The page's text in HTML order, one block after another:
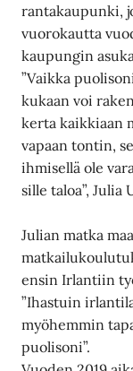
rantakaupunki,
vuorokautta
kaupungin
”Vaikka
kukaan voi
kerta kaikkiaan
vapaan tontin,
ihmisellä ole
sille taloa”, Julia
Julian matka
ensin Irlantiin
”Ihastuin
myöhemmin
puolisoni”.